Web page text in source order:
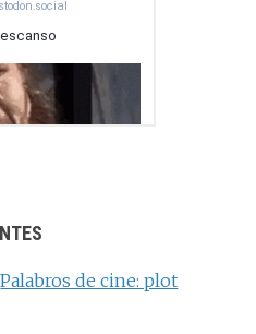
Palabros de cine: plot